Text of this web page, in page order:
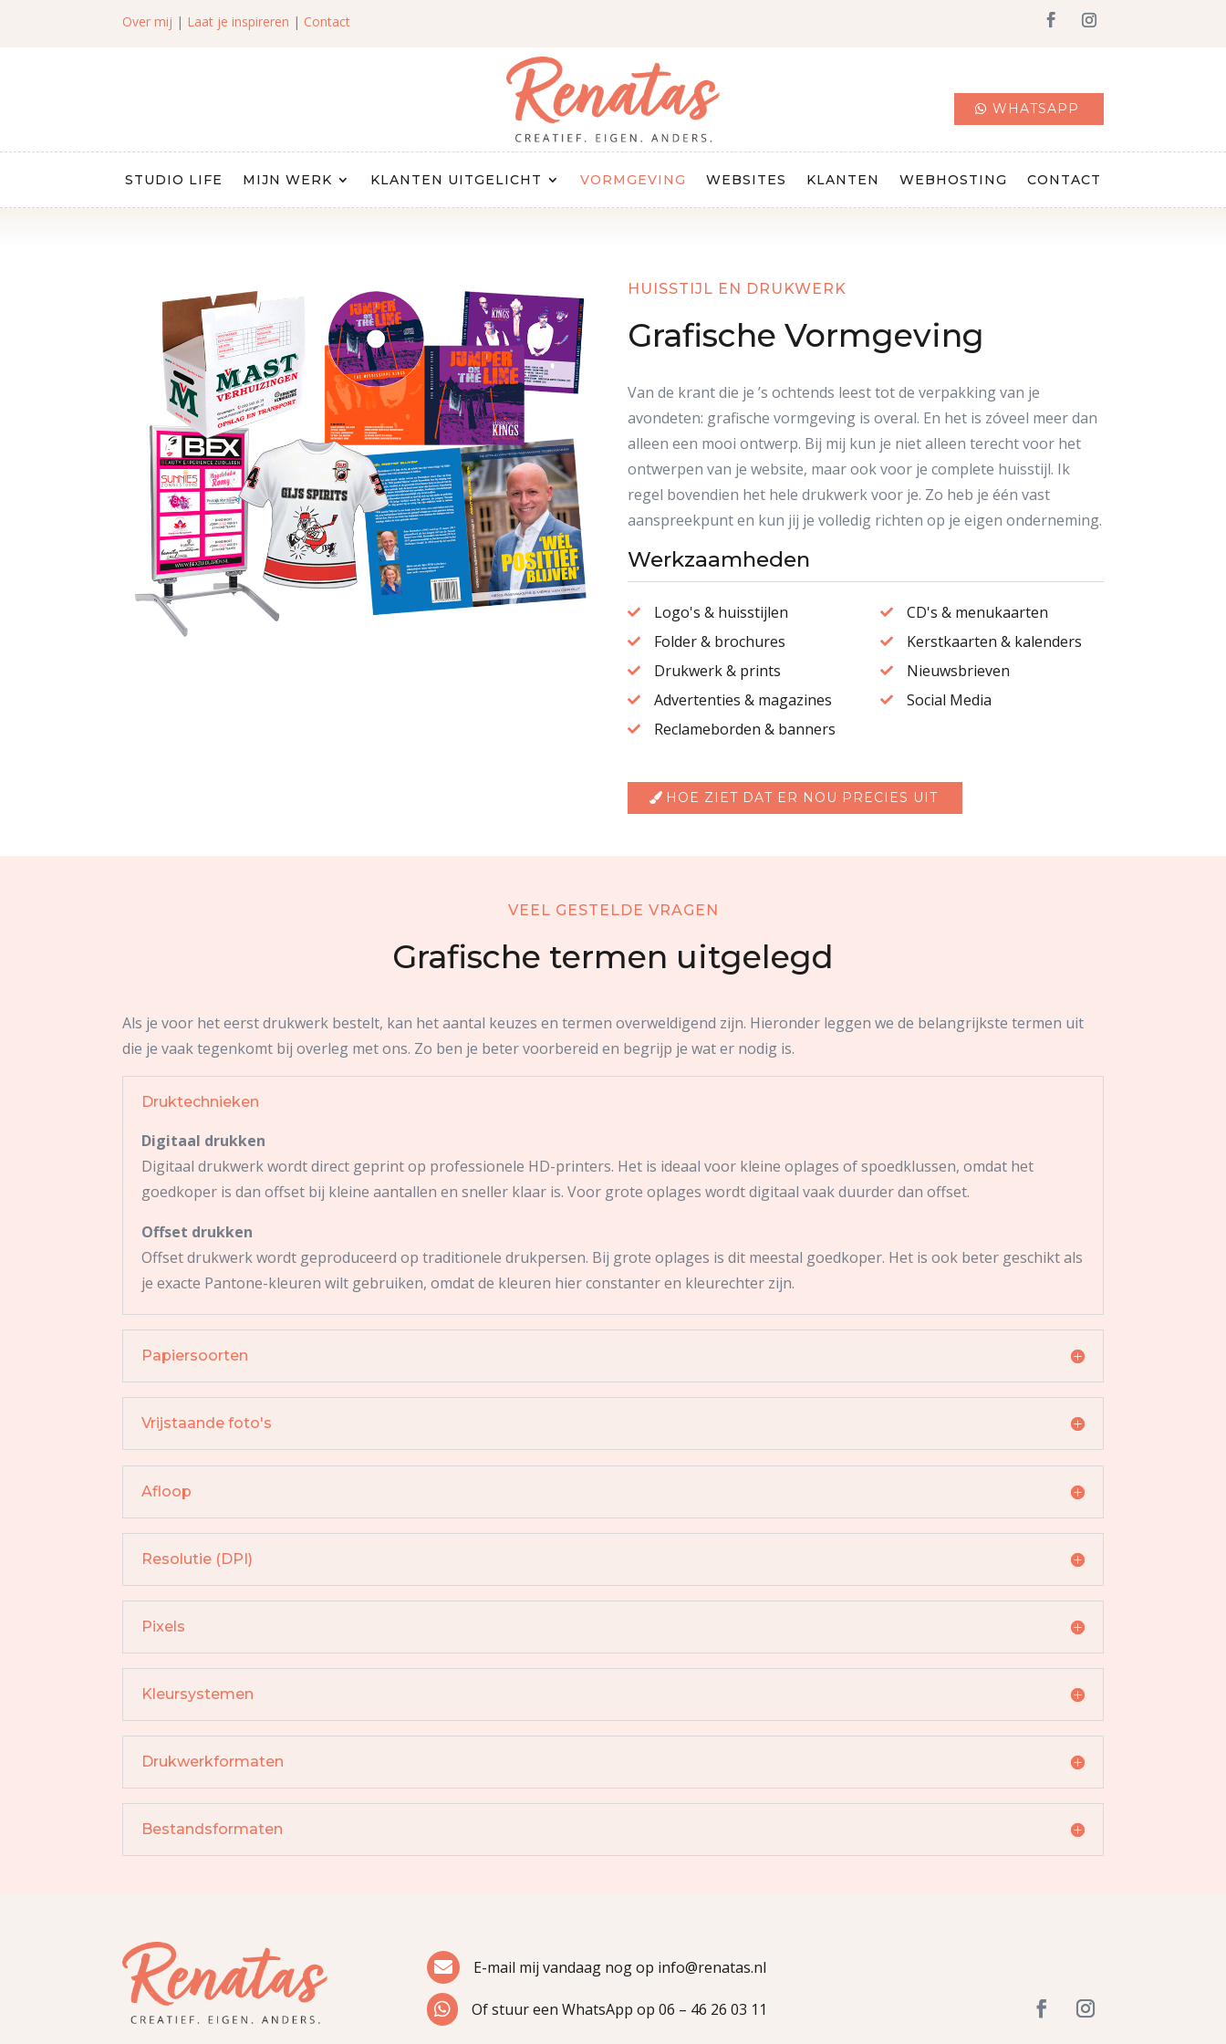
Over mij | Laat je inspireren | Contact
WHATSAPP
STUDIO LIFE MIJN WERK KLANTEN UITGELICHT VORMGEVING WEBSITES KLANTEN WEBHOSTING CONTACT
HUISSTIJL EN DRUKWERK
Grafische Vormgeving
Van de krant die je ’s ochtends leest tot de verpakking van je
avondeten: grafische vormgeving is overal. En het is zóveel meer dan
alleen een mooi ontwerp. Bij mij kun je niet alleen terecht voor het
ontwerpen van je website, maar ook voor je complete huisstijl. Ik
regel bovendien het hele drukwerk voor je. Zo heb je één vast
aanspreekpunt en kun jij je volledig richten op je eigen onderneming.
Werkzaamheden
 Logo's & huisstijlen
 Folder & brochures
 Drukwerk & prints
 Advertenties & magazines
 Reclameborden & banners
 CD's & menukaarten
 Kerstkaarten & kalenders
 Nieuwsbrieven
 Social Media
HOE ZIET DAT ER NOU PRECIES UIT
VEEL GESTELDE VRAGEN
Grafische termen uitgelegd
Als je voor het eerst drukwerk bestelt, kan het aantal keuzes en termen overweldigend zijn. Hieronder leggen we de belangrijkste termen uit
die je vaak tegenkomt bij overleg met ons. Zo ben je beter voorbereid en begrijp je wat er nodig is.
Druktechnieken
Digitaal drukken
Digitaal drukwerk wordt direct geprint op professionele HD-printers. Het is ideaal voor kleine oplages of spoedklussen, omdat het
goedkoper is dan offset bij kleine aantallen en sneller klaar is. Voor grote oplages wordt digitaal vaak duurder dan offset.
Offset drukken
Offset drukwerk wordt geproduceerd op traditionele drukpersen. Bij grote oplages is dit meestal goedkoper. Het is ook beter geschikt als
je exacte Pantone-kleuren wilt gebruiken, omdat de kleuren hier constanter en kleurechter zijn.
Papiersoorten
Vrijstaande foto's
Afloop
Resolutie (DPI)
Pixels
Kleursystemen
Drukwerkformaten
Bestandsformaten
 E-mail mij vandaag nog op info@renatas.nl
 Of stuur een WhatsApp op 06 – 46 26 03 11